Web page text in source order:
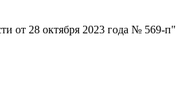
от 28 октября 2023 года № 569-п"